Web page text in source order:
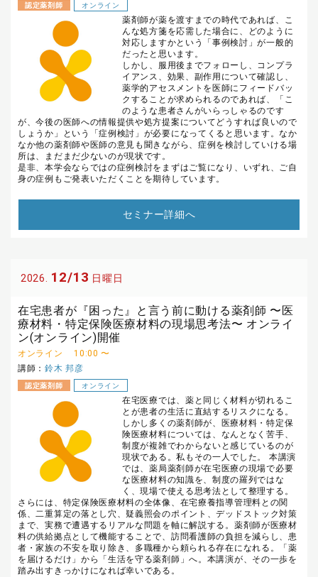
認定薬剤師 オンライン
薬剤師が薬を渡すまでの時代であれば、こ
んな処方箋を応需した場合に、どのように
対応しますかという「事例検討」が一般的
だったと思います。
しかし、服用後までフォローし、コンプラ
イアンス、効果、副作用について確認し、
薬学的アセスメントを医師にフィードバッ
クすることが求められるのであれば、「こ
のような患者さんがいらっしゃるのです
が、今後の医師への情報提供や処方提案についてどうすれば良いので
しょうか」という「症例検討」が必要になってくると思います。なか
なか他の薬剤師や医師の意見も聞きながら、症例を検討していける場
所は、まだまだ少ないのが現状です。
是非、本学会ならではの症例検討をまずはご覧になり、いずれ、ご自
身の症例もご発表いただくことを期待しています。
セミナー詳細へ
2026. 12/13 日曜日
在宅患者が『困った』と言う前に動ける薬剤師 〜医
療材料・特定保険医療材料の現場思考法〜 オンライ
ン(オンライン)開催
オンライン
10:00 〜
講師：鈴木 邦彦
認定薬剤師 オンライン
在宅医療では、薬と同じく材料が切れるこ
とが患者の生活に直結するリスクになる。
しかし多くの薬剤師が、医療材料・特定保
険医療材料については、なんとなく苦手、
制度が複雑でわからないと感じているのが
現状である。私もその一人でした。 本講演
では、薬局薬剤師が在宅医療の現場で必要
な医療材料の知識を、制度の羅列ではな
く、現場で使える思考法として整理する。
さらには、特定保険医療材料の全体像、在宅療養指導管理料との関
係、二重算定の落とし穴、疑義照会のポイント、デッドストック対策
まで、実務で遭遇するリアルな問題を軸に解説する。薬剤師が医療材
料の供給拠点として機能することで、訪問看護師の負担を減らし、患
者・家族の不安を取り除き、多職種から頼られる存在になれる。「薬
を届けるだけ」から「生活を守る薬剤師」へ。本講演が、その一歩を
踏み出すきっかけになれば幸いである。